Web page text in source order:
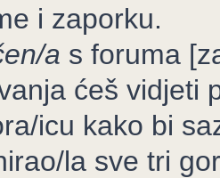
i zaporku.
a s foruma
ćeš vidjeti
icu kako bi
la sve tri